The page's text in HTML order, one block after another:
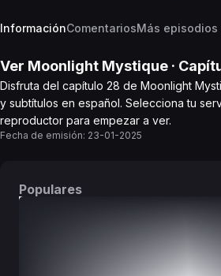
InformaciónComentariosMás episodios
Ver Moonlight Mystique ·
Disfruta del capítulo 28 de Moonlight
y subtítulos en español. Selecciona tu
reproductor para empezar a ver.
Fecha de emisión: 23-01-2025
Populares